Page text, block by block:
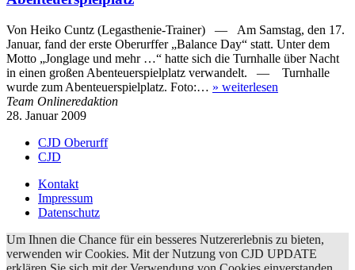
Von Heiko Cuntz (Legasthenie-Trainer) — Am Samstag, den 17.
Januar, fand der erste Oberurffer „Balance Day“ statt. Unter dem
Motto „Jonglage und mehr …“ hatte sich die Turnhalle über Nacht
in einen großen Abenteuerspielplatz verwandelt. — Turnhalle
wurde zum Abenteuerspielplatz. Foto:… » weiterlesen
Team Onlineredaktion
28. Januar 2009
CJD Oberurff
CJD
Kontakt
Impressum
Datenschutz
Um Ihnen die Chance für ein besseres Nutzererlebnis zu bieten,
verwenden wir Cookies. Mit der Nutzung von CJD UPDATE